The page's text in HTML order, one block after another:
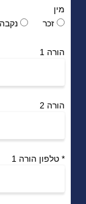
מין
זכר
נקבה
הורה 1
הורה 2
* טלפון הורה 1